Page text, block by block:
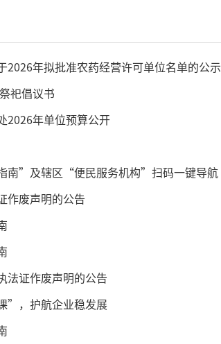
2026年拟批准农药经营许可单位名单的公示
祀倡议书
2026年单位预算公开
南”及辖区“便民服务机构”扫码一键导航
作废声明的公告
法证作废声明的公告
”，护航企业稳发展